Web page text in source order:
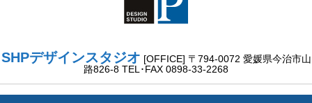
SHPデザインスタジオ [OFFICE] 〒794-0072 愛媛県今治市山
路826-8 TEL･FAX 0898-33-2268